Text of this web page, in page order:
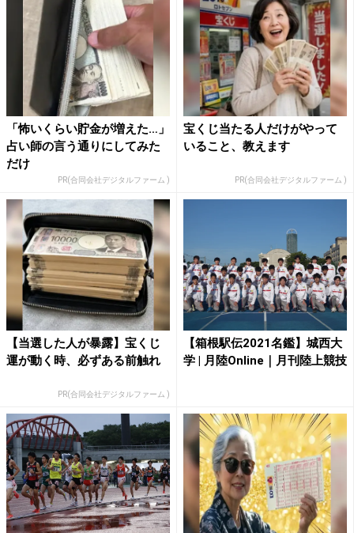
「怖いくらい貯金が増えた…」
占い師の言う通りにしてみた
だけ
PR(合同会社デジタルファーム )
宝くじ当たる人だけがやって
いること、教えます
PR(合同会社デジタルファーム )
【当選した人が暴露】宝くじ
運が動く時、必ずある前触れ
PR(合同会社デジタルファーム )
【箱根駅伝2021名鑑】城西大
学 | 月陸Online｜月刊陸上競技